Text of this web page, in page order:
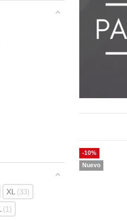
-10%
Nuevo
XL 33
1